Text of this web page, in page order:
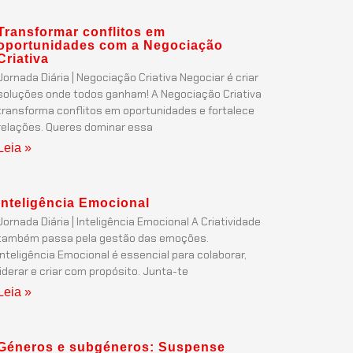
conflitos em
com a Negociação
Diária | Negociação Criativa Negociar é criar
onde todos ganham! A Negociação Criativa
conflitos em oportunidades e fortalece
Queres dominar essa
»
Emocional
Diária | Inteligência Emocional A Criatividade
passa pela gestão das emoções.
Emocional é essencial para colaborar,
e criar com propósito. Junta-te
»
e subgéneros: Suspense